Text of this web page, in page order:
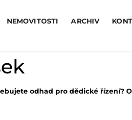
NEMOVITOSTI ARCHIV
odhad pro dědické řízení?